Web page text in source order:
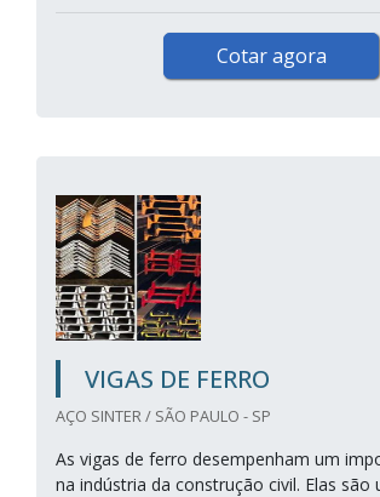
Cotar agora
VIGAS DE FERRO
AÇO SINTER / SÃO PAULO - SP
As vigas de ferro desempenham um
na indústria da construção civil. Elas são